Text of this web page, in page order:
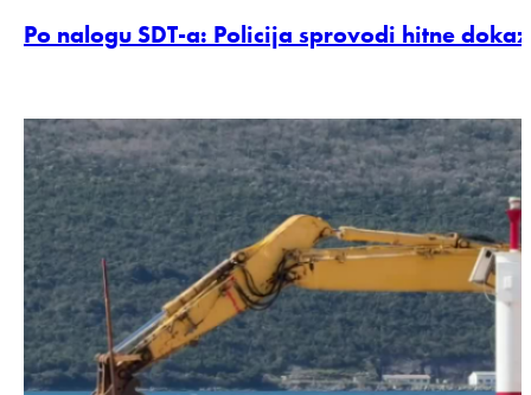
Po nalogu SDT-a: Policija sprovodi hitne